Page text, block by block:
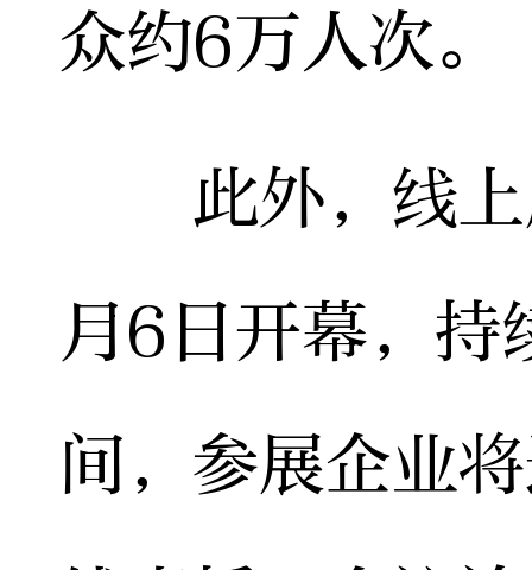
众约6万人次。
此外，线上
月6日开幕，持
间，参展企业